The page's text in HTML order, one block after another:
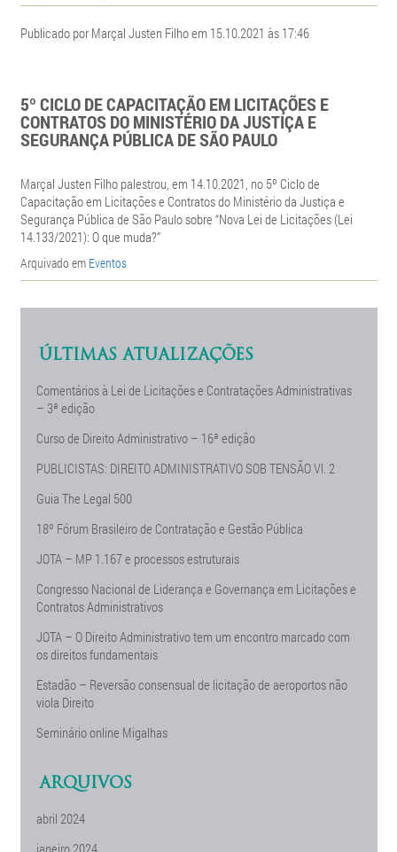
Publicado por Marçal Justen Filho em 15.10.2021 às 17:46
5º CICLO DE CAPACITAÇÃO EM LICITAÇÕES E
CONTRATOS DO MINISTÉRIO DA JUSTIÇA E
SEGURANÇA PÚBLICA DE SÃO PAULO
Marçal Justen Filho palestrou, em 14.10.2021, no 5º Ciclo de
Capacitação em Licitações e Contratos do Ministério da Justiça e
Segurança Pública de São Paulo sobre “Nova Lei de Licitações (Lei
14.133/2021): O que muda?”
Arquivado em Eventos
ÚLTIMAS ATUALIZAÇÕES
Comentários à Lei de Licitações e Contratações Administrativas
– 3ª edição
Curso de Direito Administrativo – 16ª edição
PUBLICISTAS: DIREITO ADMINISTRATIVO SOB TENSÃO Vl. 2
Guia The Legal 500
18º Fórum Brasileiro de Contratação e Gestão Pública
JOTA – MP 1.167 e processos estruturais
Congresso Nacional de Liderança e Governança em Licitações e
Contratos Administrativos
JOTA – O Direito Administrativo tem um encontro marcado com
os direitos fundamentais
Estadão – Reversão consensual de licitação de aeroportos não
viola Direito
Seminário online Migalhas
ARQUIVOS
abril 2024
janeiro 2024